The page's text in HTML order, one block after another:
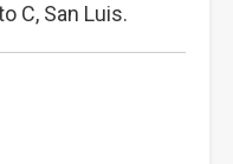
C, San Luis.